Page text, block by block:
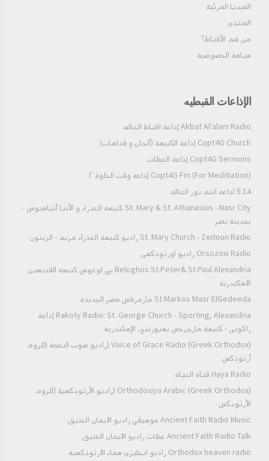
الميديا المرئية
المنتدي
من هم الأقباط؟‎
سياسة الخصوصية
الإذاعات القبطيه
Copt4G Church إذاعة الكنيسة (ألحان و قداسات)
Copt4G Sermons إذاعة العظات
Copt4G Fm (For Meditiation) إذاعة وقت الخلوة ٢
5:14 اذاعه انتم نور العالم
St. Mary & St. Athanasius - Nasr City كنيسة العذراء و الأنبا أثناسيوس -
بمدينة نصر
St. Mary Church - Zeitoun Radio راديو كنيسة العذراء مريم - الزيتون
Orsozoxi Radio راديو اورثوذكسى
Beloghos St.Peter& St.Paul Alexandria بي لوغوس كنيسه القديسين
الاسكندريه
St.Markos Masr ElGedeeda مارمرقس مصر الجديده
Rakoty Radio: St. George Church - Sporting, Alexandria إذاعة
راكوتى - كنيسة مارجرجس بسبورتنج، الإسكندرية
Voice of Grace Radio (Greek Orthodox) (راديو صوت النعمة (للروم
أرثوذكس
Haya Radio قناه الحياه
Orthodoxiya Arabic (Greek Orthodox) (راديو الأرثوذكسية (للروم
الأرثودكس
Ancient Faith Radio Music موسيقي راديو الايمان العتيق
Ancient Faith Radio Talk عظات راديو الايمان العتيق
Orthodox heaven radio راديو انجليزي سماء الارثوذكسيه